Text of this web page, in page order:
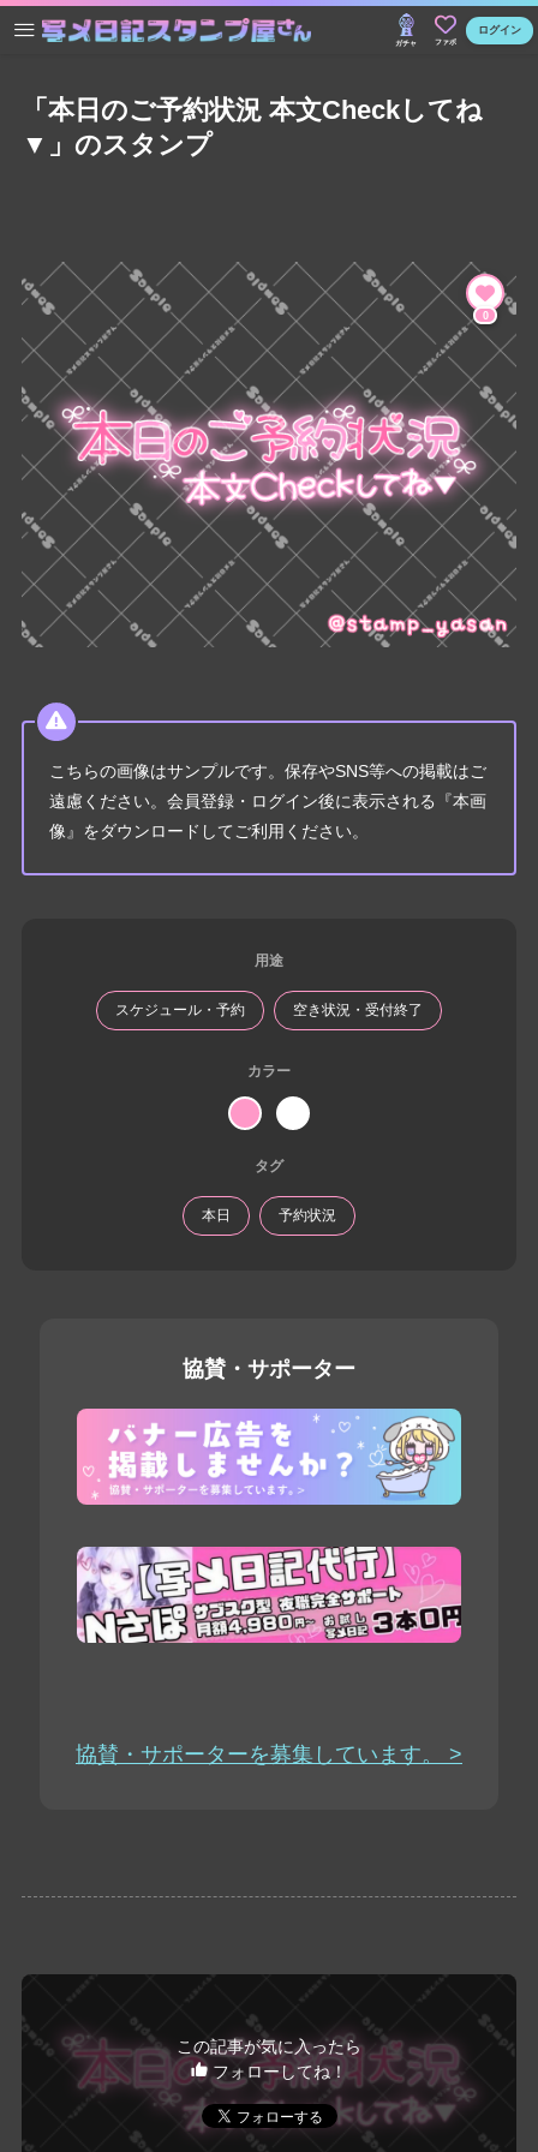
ガチャ ファボ
ログイン
「本日のご予約状況 本文Checkしてね
▼」のスタンプ
0
こちらの画像はサンプルです。保存やSNS等への掲載はご
遠慮ください。会員登録・ログイン後に表示される『本画
像』をダウンロードしてご利用ください。
用途
スケジュール・予約 空き状況・受付終了
カラー
タグ
本日 予約状況
協賛・サポーター
協賛・サポーターを募集しています。 >
この記事が気に入ったら
フォローしてね！